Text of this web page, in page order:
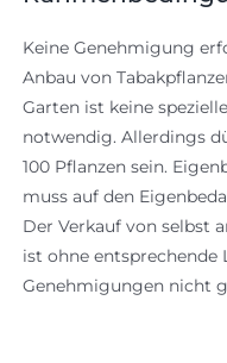
Keine Genehmigung
Anbau von
Garten ist keine
notwendig. Allerdings
100 Pflanzen sein.
muss auf den
Der Verkauf von selbst
ist ohne entsprechende
Genehmigungen nicht